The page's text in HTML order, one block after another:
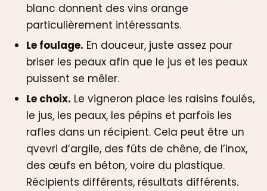
blanc donnent des vins orange
particulièrement intéressants.
Le foulage. En douceur, juste assez pour
briser les peaux afin que le jus et les peaux
puissent se mêler.
Le choix. Le vigneron place les raisins foulés,
le jus, les peaux, les pépins et parfois les
rafles dans un récipient. Cela peut être un
qvevri d’argile, des fûts de chêne, de l’inox,
des œufs en béton, voire du plastique.
Récipients différents, résultats différents.